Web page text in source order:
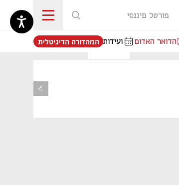
פורטל פיננסי
הדואר האדום ועידות
נפתח בכרטיסייה חדשה
המהדורה הדיגיטלית